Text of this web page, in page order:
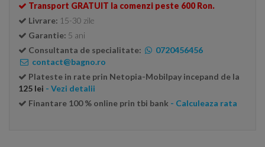
Transport GRATUIT la comenzi peste 600 Ron.
Livrare: 15-30 zile
Garantie: 5 ani
Consultanta de specialitate:
0720456456
contact@bagno.ro
Plateste in rate prin Netopia-Mobilpay incepand de la
125 lei - Vezi detalii
Finantare 100 % online prin tbi bank - Calculeaza rata